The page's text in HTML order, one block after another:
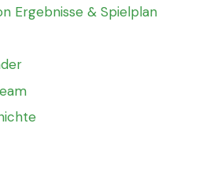
Ergebnisse & Spielplan